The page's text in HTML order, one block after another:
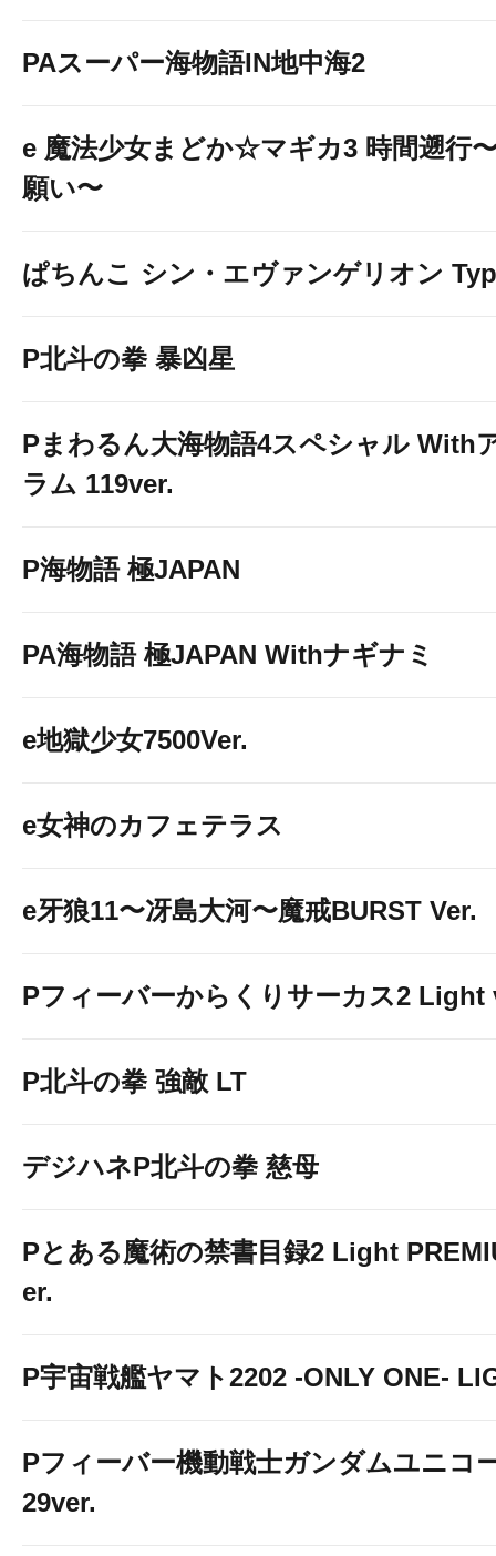
PAスーパー海物語IN地中海2
e 魔法少女まどか☆マギカ3 時間遡行
願い〜
ぱちんこ シン・エヴァンゲリオン
P北斗の拳 暴凶星
Pまわるん大海物語4スペシャル With
ラム 119ver.
P海物語 極JAPAN
PA海物語 極JAPAN Withナギナミ
e地獄少女7500Ver.
e女神のカフェテラス
e牙狼11〜冴島大河〜魔戒BURST Ver.
Pフィーバーからくりサーカス2 Light
P北斗の拳 強敵 LT
デジハネP北斗の拳 慈母
Pとある魔術の禁書目録2 Light
er.
P宇宙戦艦ヤマト2202 -ONLY ONE-
Pフィーバー機動戦士ガンダムユニコ
29ver.